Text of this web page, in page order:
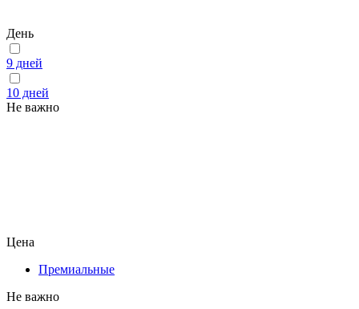
День
9 дней
10 дней
Не важно
Цена
Премиальные
Не важно